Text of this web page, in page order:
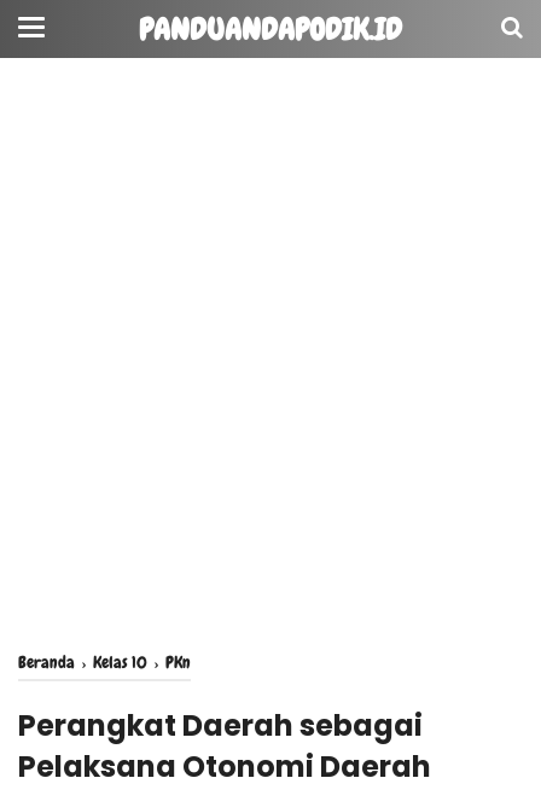
PANDUANDAPODIK.ID
Beranda › Kelas 10 › PKn
Perangkat Daerah sebagai
Pelaksana Otonomi Daerah